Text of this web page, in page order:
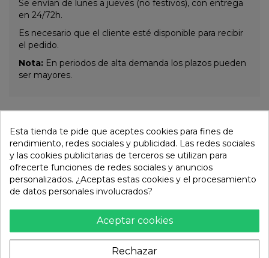
Se envían de lunes a jueves (no festivos), con entrega
en 24/72h.
Es necesario que el cliente esté disponible para recibir
el pedido.
Nota: En periodos de alta demanda los plazos pueden
ser mayores.
categoría:
Esta tienda te pide que aceptes cookies para fines de
rendimiento, redes sociales y publicidad. Las redes sociales
y las cookies publicitarias de terceros se utilizan para
ofrecerte funciones de redes sociales y anuncios
personalizados. ¿Aceptas estas cookies y el procesamiento
de datos personales involucrados?
Aceptar cookies
Rechazar